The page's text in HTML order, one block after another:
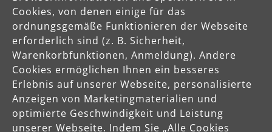
Vorkasse
Schnelle Lieferung
Cookies, von denen einige für das
ordnungsgemäße Funktionieren der Webseite
erforderlich sind (z. B. Sicherheit,
Warenkorbfunktionen, Anmeldung). Andere
Cookies ermöglichen Ihnen ein besseres
Erlebnis auf unserer Webseite, personalisierte
Anzeigen von Marketingmaterialien und
optimierte Geschwindigkeit und Leistung
unserer Webseite. Indem Sie „Alle Cookies